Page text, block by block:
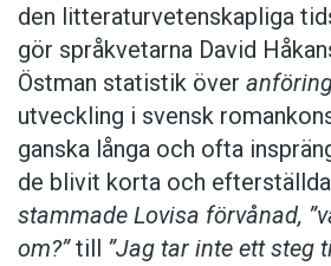
den litteraturvetenskapliga
gör språkvetarna David
Östman statistik över
utveckling i svensk
ganska långa och ofta
de blivit korta och
stammade Lovisa förvånad,
om?”till ”Jag tar inte ett steg